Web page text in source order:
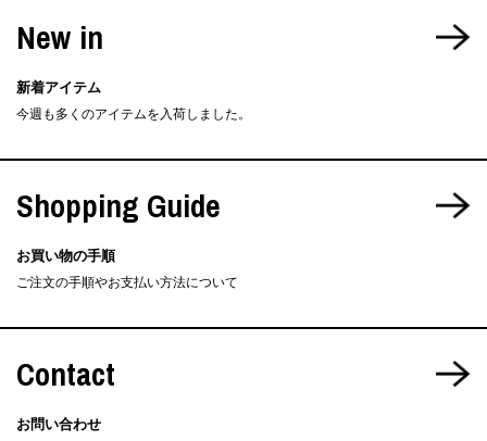
New in
新着アイテム
今週も多くのアイテムを入荷しました。
Shopping Guide
お買い物の手順
ご注文の手順やお支払い方法について
Contact
お問い合わせ